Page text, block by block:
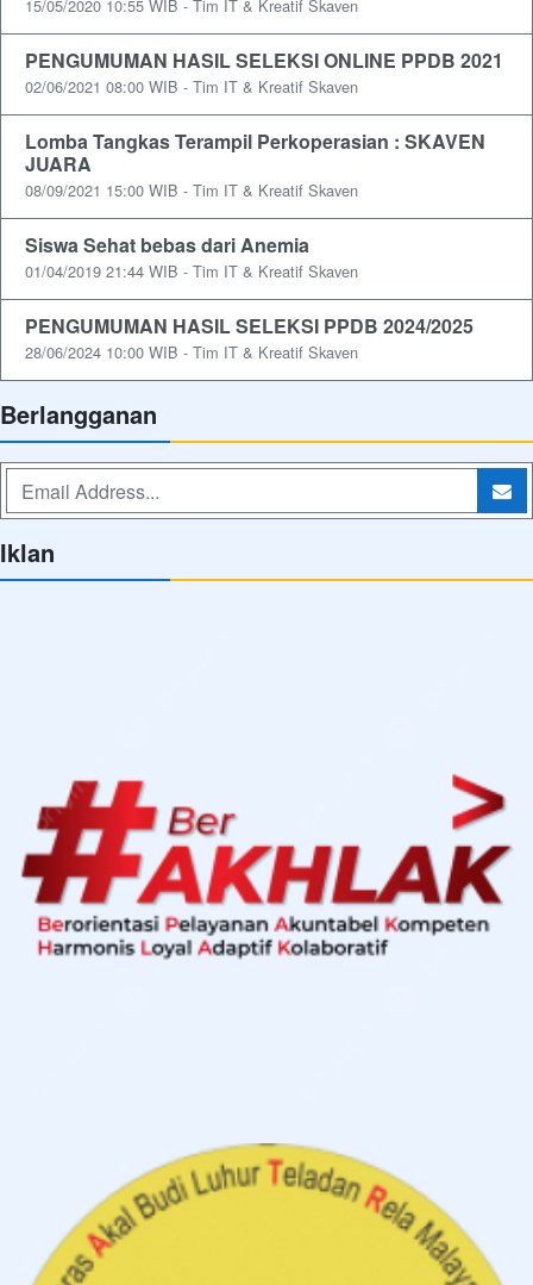
15/05/2020 10:55 WIB - Tim IT & Kreatif Skaven
PENGUMUMAN HASIL SELEKSI ONLINE PPDB 2021
02/06/2021 08:00 WIB - Tim IT & Kreatif Skaven
Lomba Tangkas Terampil Perkoperasian : SKAVEN
JUARA
08/09/2021 15:00 WIB - Tim IT & Kreatif Skaven
Siswa Sehat bebas dari Anemia
01/04/2019 21:44 WIB - Tim IT & Kreatif Skaven
PENGUMUMAN HASIL SELEKSI PPDB 2024/2025
28/06/2024 10:00 WIB - Tim IT & Kreatif Skaven
Berlangganan
Iklan